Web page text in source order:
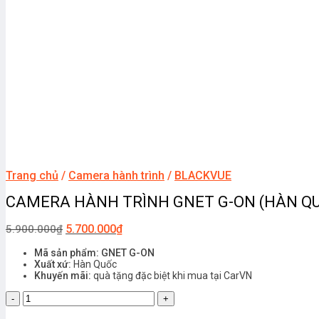
Trang chủ / Camera hành trình / BLACKVUE
CAMERA HÀNH TRÌNH GNET G-ON (HÀN
5.900.000₫ 5.700.000₫
Mã sản phẩm: GNET G-ON
Xuất xứ: Hàn Quốc
Khuyến mãi: quà tặng đặc biệt khi mua tại CarVN
CAMERA
HÀNH